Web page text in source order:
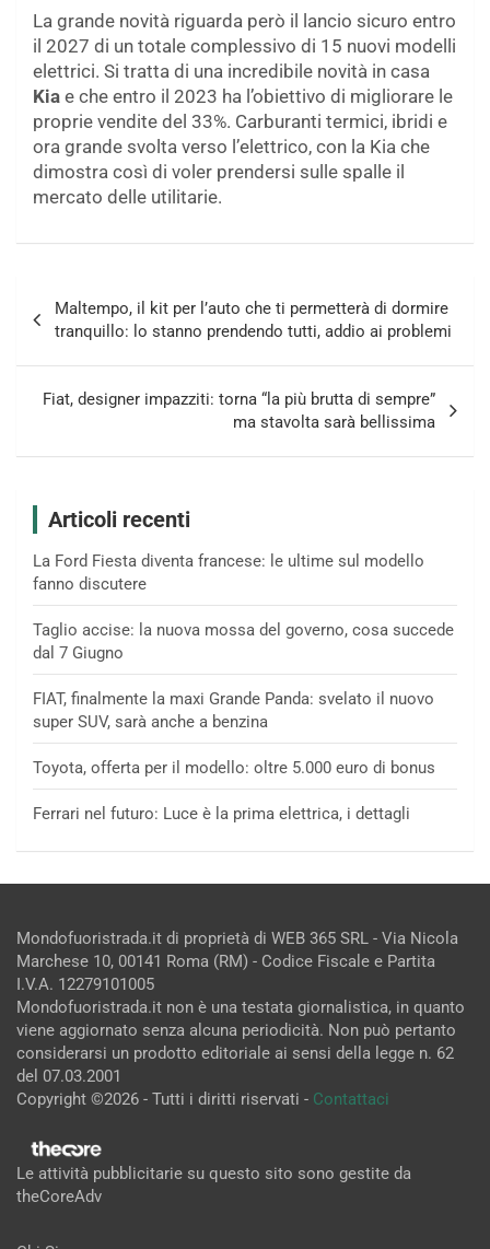
La grande novità riguarda però il lancio sicuro entro
il 2027 di un totale complessivo di 15 nuovi modelli
elettrici. Si tratta di una incredibile novità in casa
Kia e che entro il 2023 ha l’obiettivo di migliorare le
proprie vendite del 33%. Carburanti termici, ibridi e
ora grande svolta verso l’elettrico, con la Kia che
dimostra così di voler prendersi sulle spalle il
mercato delle utilitarie.
articoli
Maltempo, il kit per l’auto che ti permetterà di dormire
tranquillo: lo stanno prendendo tutti, addio ai problemi
Fiat, designer impazziti: torna “la più brutta di sempre”
ma stavolta sarà bellissima
Articoli recenti
La Ford Fiesta diventa francese: le ultime sul modello
fanno discutere
Taglio accise: la nuova mossa del governo, cosa succede
dal 7 Giugno
FIAT, finalmente la maxi Grande Panda: svelato il nuovo
super SUV, sarà anche a benzina
Toyota, offerta per il modello: oltre 5.000 euro di bonus
Ferrari nel futuro: Luce è la prima elettrica, i dettagli
Mondofuoristrada.it di proprietà di WEB 365 SRL - Via Nicola
Marchese 10, 00141 Roma (RM) - Codice Fiscale e Partita
I.V.A. 12279101005
Mondofuoristrada.it non è una testata giornalistica, in quanto
viene aggiornato senza alcuna periodicità. Non può pertanto
considerarsi un prodotto editoriale ai sensi della legge n. 62
del 07.03.2001
Copyright ©2026 - Tutti i diritti riservati - Contattaci
Le attività pubblicitarie su questo sito sono gestite da
theCoreAdv